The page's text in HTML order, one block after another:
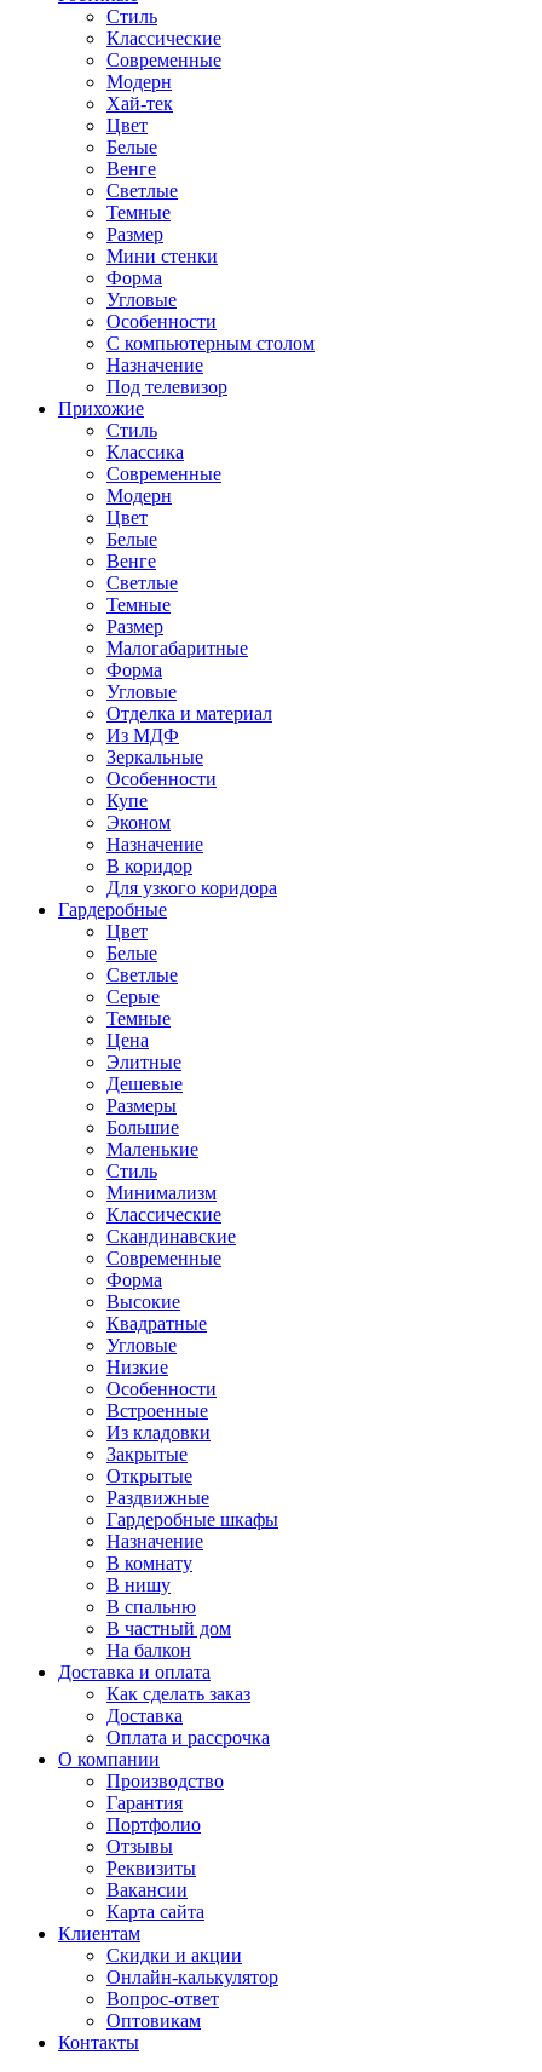
Стиль
Классические
Современные
Модерн
Хай-тек
Цвет
Белые
Венге
Светлые
Темные
Размер
Мини стенки
Форма
Угловые
Особенности
С компьютерным столом
Назначение
Под телевизор
Прихожие
Стиль
Классика
Современные
Модерн
Цвет
Белые
Венге
Светлые
Темные
Размер
Малогабаритные
Форма
Угловые
Отделка и материал
Из МДФ
Зеркальные
Особенности
Купе
Эконом
Назначение
В коридор
Для узкого коридора
Гардеробные
Цвет
Белые
Светлые
Серые
Темные
Цена
Элитные
Дешевые
Размеры
Большие
Маленькие
Стиль
Минимализм
Классические
Скандинавские
Современные
Форма
Высокие
Квадратные
Угловые
Низкие
Особенности
Встроенные
Из кладовки
Закрытые
Открытые
Раздвижные
Гардеробные шкафы
Назначение
В комнату
В нишу
В спальню
В частный дом
На балкон
Доставка и оплата
Как сделать заказ
Доставка
Оплата и рассрочка
О компании
Производство
Гарантия
Портфолио
Отзывы
Реквизиты
Вакансии
Карта сайта
Клиентам
Скидки и акции
Онлайн-калькулятор
Вопрос-ответ
Оптовикам
Контакты